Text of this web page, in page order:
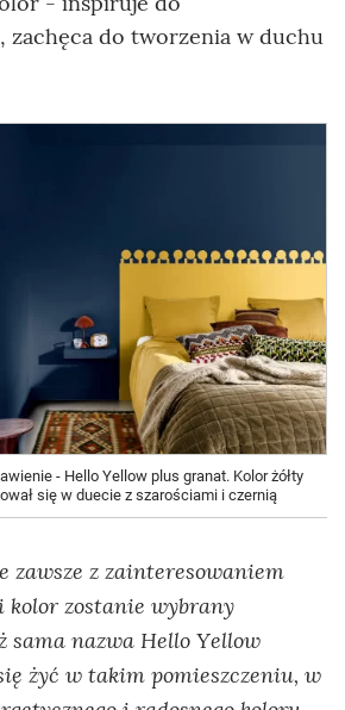
zachęca do tworzenia w duchu
- Hello Yellow plus granat. Kolor żółty
się w duecie z szarościami i czernią
zawsze z zainteresowaniem
kolor zostanie wybrany
sama nazwa Hello Yellow
żyć w takim pomieszczeniu, w